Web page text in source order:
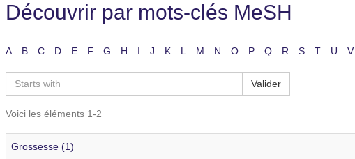
Découvrir par mots-clés MeSH
A B C D E F G H I J K L M N O P Q R S T U V
Valider
Voici les éléments 1-2
Grossesse (1)